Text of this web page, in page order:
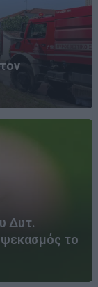
Δυτ.
ψεκασμός το